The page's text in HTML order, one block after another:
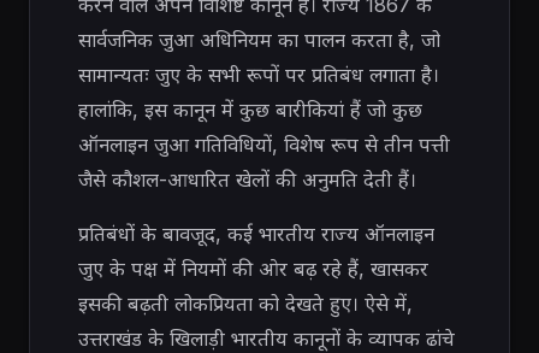
करने वाले अपने विशिष्ट कानून हैं। राज्य 1867 के
सार्वजनिक जुआ अधिनियम का पालन करता है, जो
सामान्यतः जुए के सभी रूपों पर प्रतिबंध लगाता है।
हालांकि, इस कानून में कुछ बारीकियां हैं जो कुछ
ऑनलाइन जुआ गतिविधियों, विशेष रूप से तीन पत्ती
जैसे कौशल-आधारित खेलों की अनुमति देती हैं।
प्रतिबंधों के बावजूद, कई भारतीय राज्य ऑनलाइन
जुए के पक्ष में नियमों की ओर बढ़ रहे हैं, खासकर
इसकी बढ़ती लोकप्रियता को देखते हुए। ऐसे में,
उत्तराखंड के खिलाड़ी भारतीय कानूनों के व्यापक ढांचे